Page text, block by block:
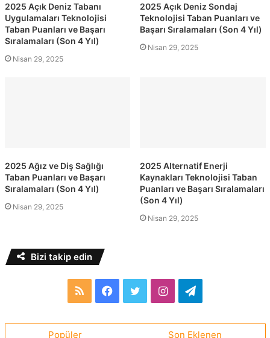
2025 Açık Deniz Tabanı
Uygulamaları Teknolojisi
Taban Puanları ve Başarı
Sıralamaları (Son 4 Yıl)
Nisan 29, 2025
2025 Açık Deniz Sondaj
Teknolojisi Taban Puanları ve
Başarı Sıralamaları (Son 4 Yıl)
Nisan 29, 2025
2025 Ağız ve Diş Sağlığı
Taban Puanları ve Başarı
Sıralamaları (Son 4 Yıl)
Nisan 29, 2025
2025 Alternatif Enerji
Kaynakları Teknolojisi Taban
Puanları ve Başarı Sıralamaları
(Son 4 Yıl)
Nisan 29, 2025
Bizi takip edin
RSS Facebook
TwitterInstagramTelegram
Popüler Son Eklenen